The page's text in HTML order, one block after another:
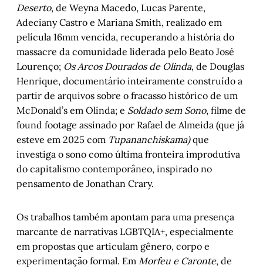
Deserto, de Weyna Macedo, Lucas Parente,
Adeciany Castro e Mariana Smith, realizado em
película 16mm vencida, recuperando a história do
massacre da comunidade liderada pelo Beato José
Lourenço; Os Arcos Dourados de Olinda, de Douglas
Henrique, documentário inteiramente construído a
partir de arquivos sobre o fracasso histórico de um
McDonald’s em Olinda; e Soldado sem Sono, filme de
found footage assinado por Rafael de Almeida (que já
esteve em 2025 com Tupananchiskama)que
investiga o sono como última fronteira improdutiva
do capitalismo contemporâneo, inspirado no
pensamento de Jonathan Crary.
Os trabalhos também apontam para uma presença
marcante de narrativas LGBTQIA+, especialmente
em propostas que articulam gênero, corpo e
experimentação formal. Em Morfeu e Caronte, de